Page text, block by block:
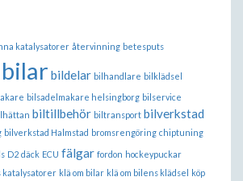
katalysatorer återvinning betesputs
bilar bildelar bilhandlare bilklädsel
bilsadelmakare helsingborg bilservice
biltillbehör biltransport bilverkstad
bilverkstad Halmstad bromsrengöring chiptuning
D2 däck ECU fälgar fordon hockeypuckar
katalysatorer klä om bilar klä om bilens klädsel köp